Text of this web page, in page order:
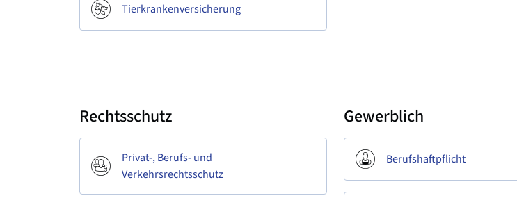
Tierkrankenversicherung
Rechtsschutz
Privat-, Berufs- und
Verkehrsrechtsschutz
Gewerblich
Berufshaftpflicht